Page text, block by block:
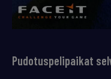
Pudotuspelipaikat